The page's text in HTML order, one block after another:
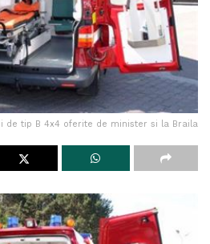
de tip B 4x4 oferite de minister si la Braila